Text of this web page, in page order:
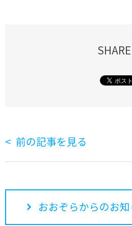
SHARE
前の記事を見る
おおぞらからのお